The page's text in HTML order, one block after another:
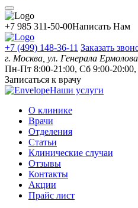
+7 985 311-50-00Написать Нам
+7 (499) 148-36-11 Заказать
г. Москва, ул. Генерала
Пн-Пт 8:00-21:00, Сб 9:00-20:00,
Записаться к врачу
Наши услуги
О клинике
Врачи
Отделения
Статьи
Клинические случаи
Отзывы
Контакты
Акции
Прайс лист